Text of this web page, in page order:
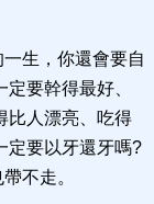
生，你還會要自
要幹得最好、
比人漂亮、吃得
定要以牙還牙嗎?
不走。